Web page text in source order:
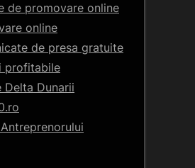
de promovare online
online
de presa gratuite
profitabile
Delta Dunarii